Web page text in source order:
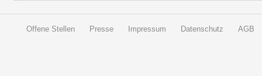
Offene Stellen Presse Impressum Datenschutz AGB